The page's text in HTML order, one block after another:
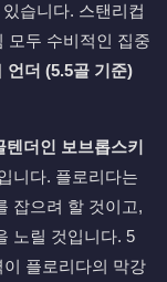
습니다. 스탠리컵
모두 수비적인 집중
언더 (5.5골 기준)
텐더인 보브롭스키
니다. 플로리다는
잡으려 할 것이고,
노릴 것입니다. 5
플로리다의 막강